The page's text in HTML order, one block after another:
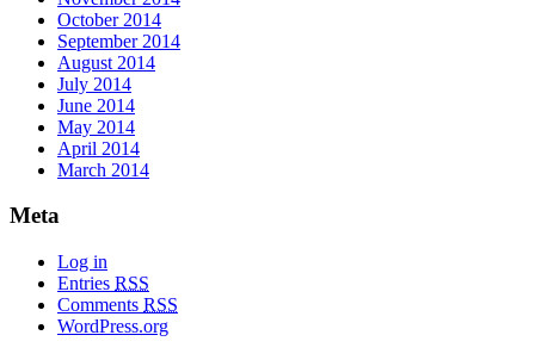
October 2014
September 2014
August 2014
July 2014
June 2014
May 2014
April 2014
March 2014
Meta
Log in
Entries RSS
Comments RSS
WordPress.org